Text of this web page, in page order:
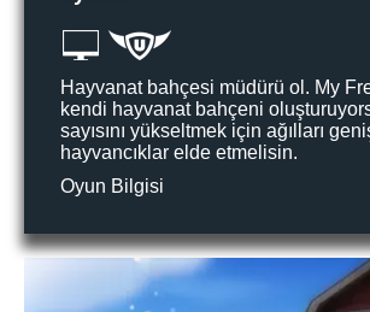
Hayvanat bahçesi müdürü ol. My
kendi hayvanat bahçeni
sayısını yükseltmek için ağılları
hayvancıklar elde etmelisin.
Oyun Bilgisi